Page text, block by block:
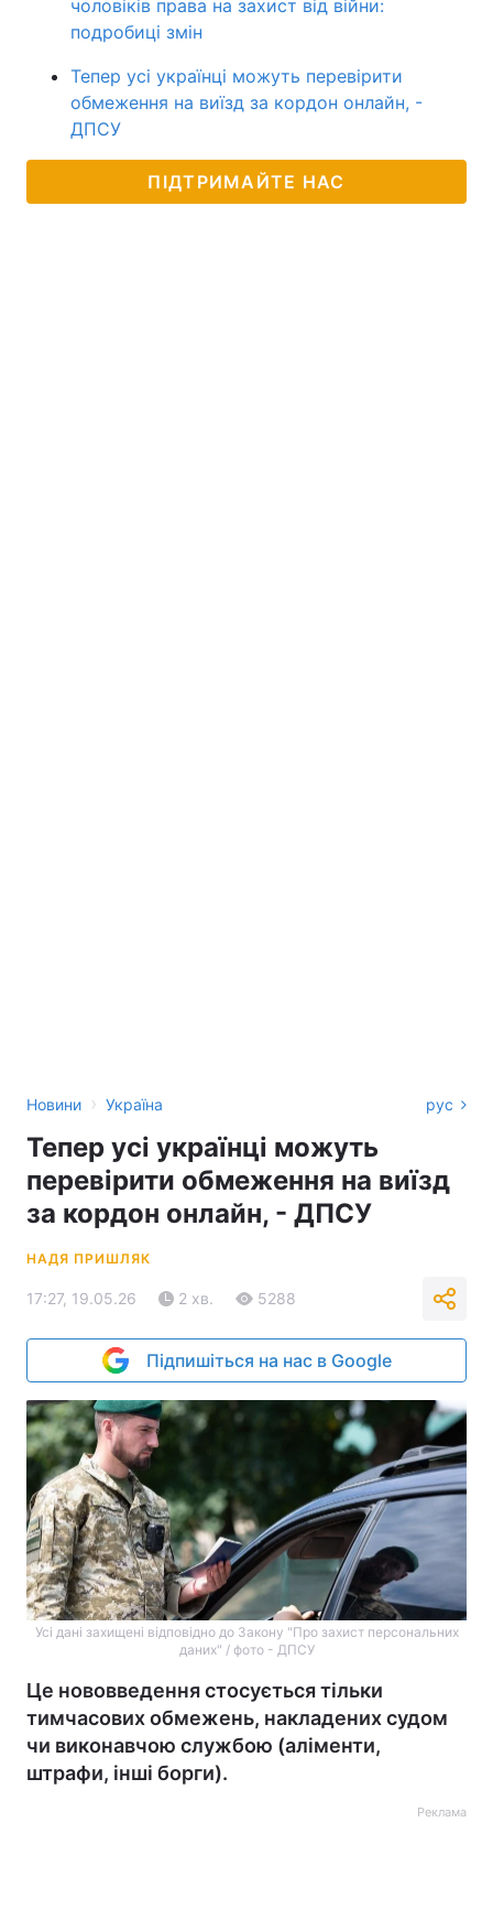
чоловіків права на захист від війни:
подробиці змін
Тепер усі українці можуть перевірити
обмеження на виїзд за кордон онлайн, -
ДПСУ
ПІДТРИМАЙТЕ НАС
Новини › Україна рус
Тепер усі українці можуть
перевірити обмеження на виїзд
за кордон онлайн, - ДПСУ
НАДЯ ПРИШЛЯК
17:27, 19.05.26 2 хв. 5288
Підпишіться на нас в Google
Усі дані захищені відповідно до Закону "Про захист персональних
даних" / фото - ДПСУ
Це нововведення стосується тільки
тимчасових обмежень, накладених судом
чи виконавчою службою (аліменти,
штрафи, інші борги).
Реклама